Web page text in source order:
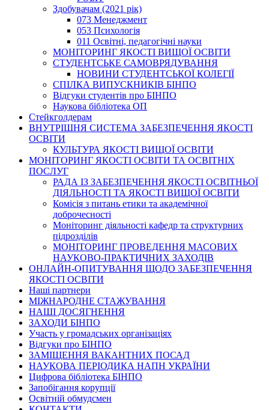
Здобувачам (2021 рік)
073 Менеджмент
053 Психологія
011 Освітні, педагогічні науки
МОНІТОРИНГ ЯКОСТІ ВИЩОЇ ОСВІТИ
СТУДЕНТСЬКЕ САМОВРЯДУВАННЯ
НОВИНИ СТУДЕНТСЬКОЇ КОЛЕГІЇ
СПІЛКА ВИПУСКНИКІВ БІНПО
Відгуки студентів про БІНПО
Наукова бібліотека ОП
Стейкголдерам
ВНУТРІШНЯ СИСТЕМА ЗАБЕЗПЕЧЕННЯ ЯКОСТІ
ОСВІТИ
КУЛЬТУРА ЯКОСТІ ВИЩОЇ ОСВІТИ
МОНІТОРИНГ ЯКОСТІ ОСВІТИ ТА ОСВІТНІХ
ПОСЛУГ
РАДА ІЗ ЗАБЕЗПЕЧЕННЯ ЯКОСТІ ОСВІТНЬОЇ
ДІЯЛЬНОСТІ ТА ЯКОСТІ ВИЩОЇ ОСВІТИ
Комісія з питань етики та академічної
доброчесності
Моніторинг діяльності кафедр та структурних
підрозділів
МОНІТОРИНГ ПРОВЕДЕННЯ МАСОВИХ
НАУКОВО-ПРАКТИЧНИХ ЗАХОДІВ
ОНЛАЙН-ОПИТУВАННЯ ЩОДО ЗАБЕЗПЕЧЕННЯ
ЯКОСТІ ОСВІТИ
Наші партнери
МІЖНАРОДНЕ СТАЖУВАННЯ
НАШІ ДОСЯГНЕННЯ
ЗАХОДИ БІНПО
Участь у громадських організаціях
Відгуки про БІНПО
ЗАМІЩЕННЯ ВАКАНТНИХ ПОСАД
НАУКОВА ПЕРІОДИКА НАПН УКРАЇНИ
Цифрова бібліотека БІНПО
Запобігання корупції
Освітній обмудсмен